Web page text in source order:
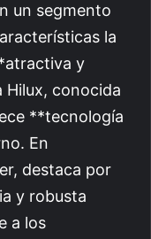
un segmento
la
y
Hilux, conocida
**tecnología
En
destaca por
y robusta
a los